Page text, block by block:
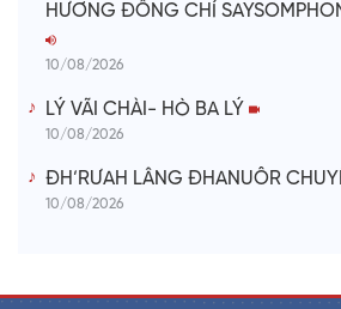
HƯƠNG ĐỒNG CHÍ
10/08/2026
LÝ VÃI CHÀI- HÒ BA LÝ
10/08/2026
ĐH’RƯAH LÂNG ĐHANUÔR
10/08/2026